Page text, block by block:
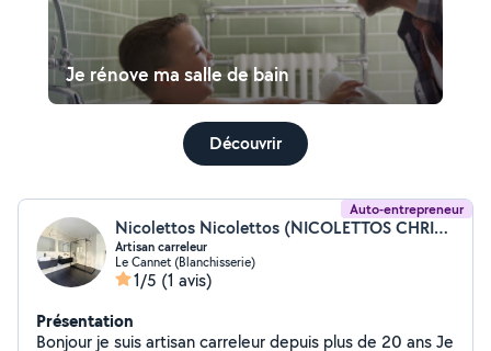
Je rénove ma salle de bain
Découvrir
Auto-entrepreneur
Nicolettos Nicolettos (NICOLETTOS CHRISTOPHE)
Artisan carreleur
Le Cannet (Blanchisserie)
1/5 (1 avis)
Présentation
Bonjour je suis artisan carreleur depuis plus de 20 ans Je